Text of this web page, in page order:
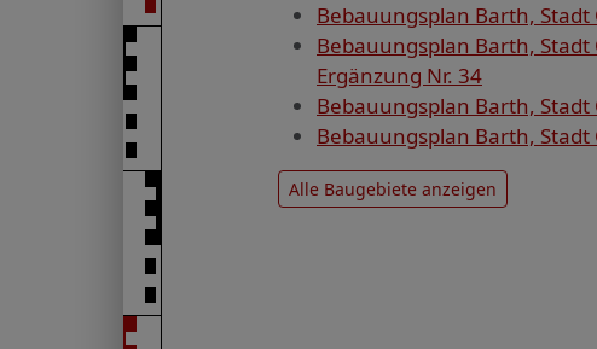
Bebauungsplan Barth,
Bebauungsplan Barth,
Ergänzung Nr. 34
Bebauungsplan Barth,
Bebauungsplan Barth,
Alle Baugebiete anzeigen